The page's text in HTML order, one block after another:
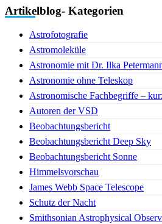
Artikelblog- Kategorien
Astrofotografie
Astromoleküle
Astronomie mit Dr. Ilka
Astronomie ohne Teleskop
Astronomische Fachbegriffe –
Autoren der VSD
Beobachtungsbericht
Beobachtungsbericht Deep Sky
Beobachtungsbericht Sonne
Himmelsvorschau
James Webb Space Telescope
Schutz der Nacht
Smithsonian Astrophysical